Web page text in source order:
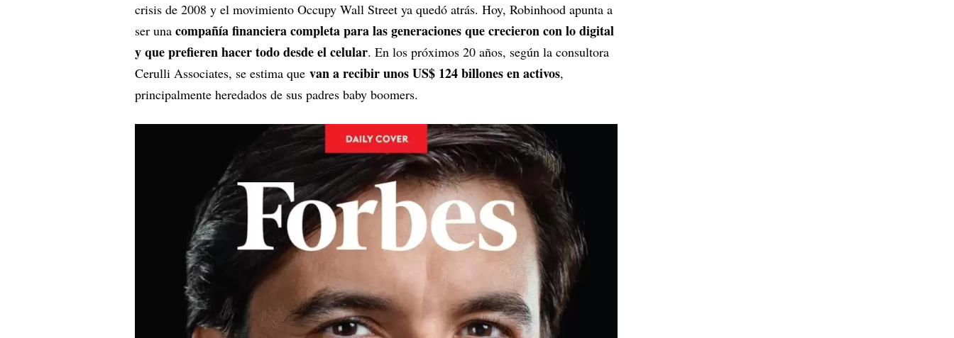
crisis de 2008 y el movimiento Occupy Wall Street ya quedó atrás. Hoy, Robinhood apunta a
ser una compañía financiera completa para las generaciones que crecieron con lo digital
y que prefieren hacer todo desde el celular. En los próximos 20 años, según la consultora
Cerulli Associates, se estima que van a recibir unos US$ 124 billones en activos,
principalmente heredados de sus padres baby boomers.